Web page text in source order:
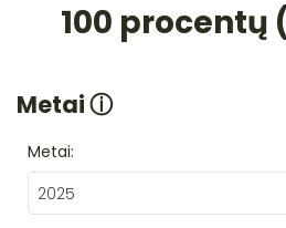
100 procentų
Metaiⓘ
Metai:
2025